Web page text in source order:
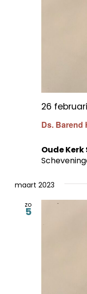
Ds. Barend
26
Oude
maart 2023
zo
5